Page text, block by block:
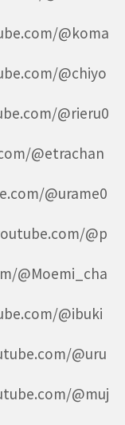
@koma
@chiyo
@rieru0
@etrachan
@urame0
@p
@Moemi_cha
@ibuki
@uru
@muj